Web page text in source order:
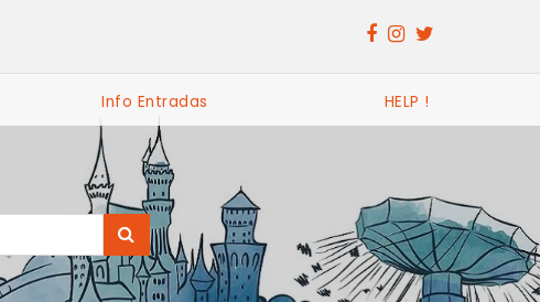
Info Entradas HELP !